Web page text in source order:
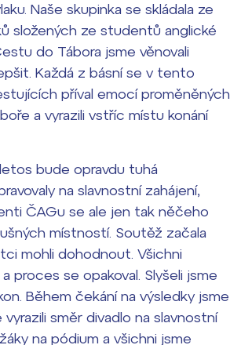
Naše skupinka se skládala ze
složených ze studentů anglické
do Tábora jsme věnovali
Každá z básní se v tento
příval emocí proměněných
a vyrazili vstříc místu konání
bude opravdu tuhá
na slavnostní zahájení,
ČAGu se ale jen tak něčeho
místností. Soutěž začala
mohli dohodnout. Všichni
proces se opakoval. Slyšeli jsme
Během čekání na výsledky jsme
směr divadlo na slavnostní
na pódium a všichni jsme